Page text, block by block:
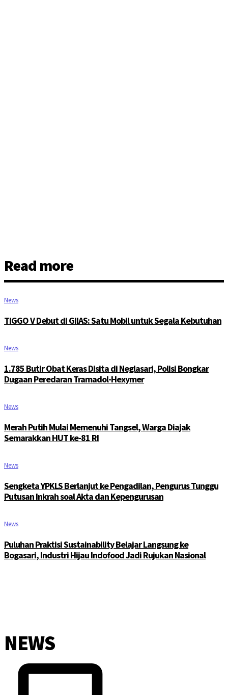
Read more
News
TIGGO V Debut di GIIAS: Satu Mobil untuk Segala Kebutuhan
News
1.785 Butir Obat Keras Disita di Neglasari, Polisi Bongkar
Dugaan Peredaran Tramadol-Hexymer
News
Merah Putih Mulai Memenuhi Tangsel, Warga Diajak
Semarakkan HUT ke-81 RI
News
Sengketa YPKLS Berlanjut ke Pengadilan, Pengurus Tunggu
Putusan Inkrah soal Akta dan Kepengurusan
News
Puluhan Praktisi Sustainability Belajar Langsung ke
Bogasari, Industri Hijau Indofood Jadi Rujukan Nasional
NEWS